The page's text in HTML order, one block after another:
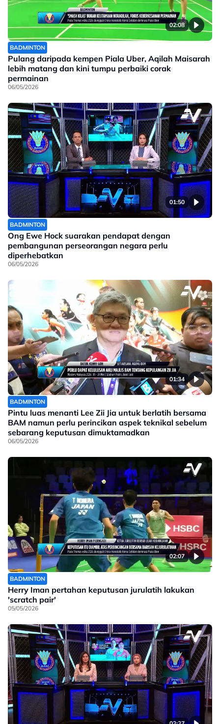
02:08
BADMINTON
Pulang daripada kempen Piala Uber, Aqilah Maisarah
lebih matang dan kini tumpu perbaiki corak
permainan
06/05/2026
01:50
BADMINTON
Ong Ewe Hock suarakan pendapat dengan
pembangunan perseorangan negara perlu
diperhebatkan
06/05/2026
01:34
BADMINTON
Pintu luas menanti Lee Zii Jia untuk berlatih bersama
BAM namun perlu perincikan aspek teknikal sebelum
sebarang keputusan dimuktamadkan
06/05/2026
02:07
BADMINTON
Herry Iman pertahan keputusan jurulatih lakukan
'scratch pair'
05/05/2026